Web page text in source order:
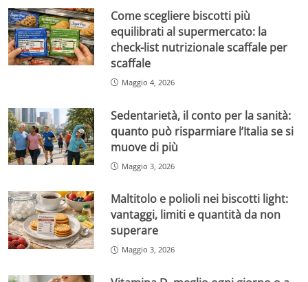
Come scegliere biscotti più
equilibrati al supermercato: la
check-list nutrizionale scaffale per
scaffale
Maggio 4, 2026
Sedentarietà, il conto per la sanità:
quanto può risparmiare l’Italia se si
muove di più
Maggio 3, 2026
Maltitolo e polioli nei biscotti light:
vantaggi, limiti e quantità da non
superare
Maggio 3, 2026